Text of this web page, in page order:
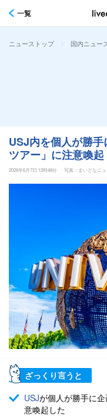
一覧
ニューストップ > 国内ニュー
USJ内を個人が勝
ツアー」に注意喚起
2026年6月7日 12時48分
写真：まいどなニュ
ざっくり言うと
USJが個人が勝手に
意喚起した